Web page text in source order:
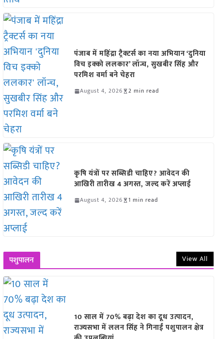
पंजाब में महिंद्रा ट्रैक्टर्स का नया अभियान ‘दुनिया
विच इक्को ललकार’ लॉन्च, सुखबीर सिंह और
परमिश वर्मा बने चेहरा
August 4, 2026 2 min read
कृषि यंत्रों पर सब्सिडी चाहिए? आवेदन की
आखिरी तारीख 4 अगस्त, जल्द करें अप्लाई
August 4, 2026 1 min read
पशुपालन View All
10 साल में 70% बढ़ा देश का दूध उत्पादन,
राज्यसभा में ललन सिंह ने गिनाईं पशुपालन क्षेत्र